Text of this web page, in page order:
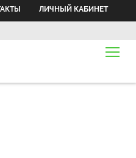
ЛИЧНЫЙ КАБИНЕТ